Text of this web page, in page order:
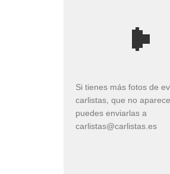
Si tienes más fotos de
carlistas, que no
puedes enviarlas a
carlistas@carlistas.es